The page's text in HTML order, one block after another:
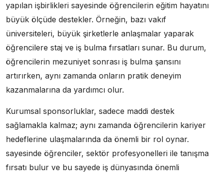
yapılan işbirlikleri sayesinde öğrencilerin eğitim hayatını
büyük ölçüde destekler. Örneğin, bazı vakıf
üniversiteleri, büyük şirketlerle anlaşmalar yaparak
öğrencilere staj ve iş bulma fırsatları sunar. Bu durum,
öğrencilerin mezuniyet sonrası iş bulma şansını
artırırken, aynı zamanda onların pratik deneyim
kazanmalarına da yardımcı olur.
Kurumsal sponsorluklar, sadece maddi destek
sağlamakla kalmaz; aynı zamanda öğrencilerin kariyer
hedeflerine ulaşmalarında da önemli bir rol oynar.
sayesinde öğrenciler, sektör profesyonelleri ile tanışma
fırsatı bulur ve bu sayede iş dünyasında önemli